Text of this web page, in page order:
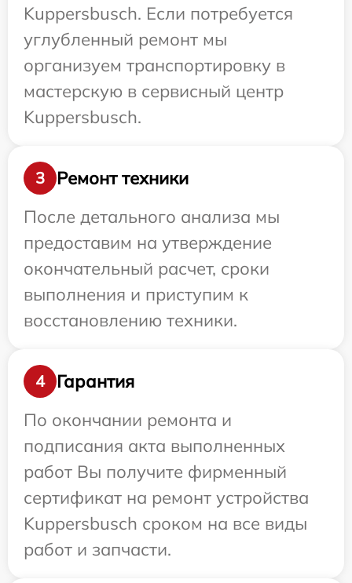
Kuppersbusch. Если потребуется
углубленный ремонт мы
организуем транспортировку в
мастерскую в сервисный центр
Kuppersbusch.
3
Ремонт техники
После детального анализа мы
предоставим на утверждение
окончательный расчет, сроки
выполнения и приступим к
восстановлению техники.
4
Гарантия
По окончании ремонта и
подписания акта выполненных
работ Вы получите фирменный
сертификат на ремонт устройства
Kuppersbusch сроком на все виды
работ и запчасти.